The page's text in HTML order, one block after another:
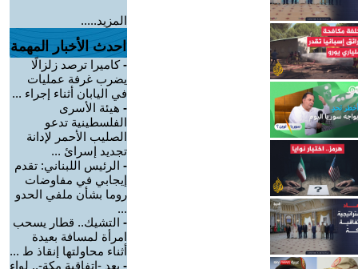
المزيد.....
احدث الأخبار المهمة
-كاميرا ترصد زلزالًا
يضرب غرفة عمليات
في اليابان أثناء إجراء ...
- هيئة الأسرى
الفلسطينية تدعو
الصليب الأحمر لإدانة
تجديد إسرائ ...
- الرئيس اللبناني: تقدم
إيجابي في مفاوضات
روما بشأن ملفي الحدو
...
- التشيك.. قطار يسحب
امرأة لمسافة بعيدة
أثناء محاولتها إنقاذ ط ...
- بعد -اتفاقية مكة-.. لواء